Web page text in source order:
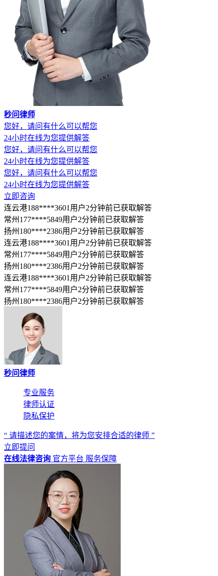
秒问律师
您好，请问有什么可以帮您
24小时在线为您提供解答
您好，请问有什么可以帮您
24小时在线为您提供解答
您好，请问有什么可以帮您
24小时在线为您提供解答
立即咨询
连云港188****3601用户2分钟前已获取解答
常州177****5849用户2分钟前已获取解答
扬州180****2386用户2分钟前已获取解答
连云港188****3601用户2分钟前已获取解答
常州177****5849用户2分钟前已获取解答
扬州180****2386用户2分钟前已获取解答
连云港188****3601用户2分钟前已获取解答
常州177****5849用户2分钟前已获取解答
扬州180****2386用户2分钟前已获取解答
秒问律师
专业服务
律师认证
隐私保护
“ 请描述您的案情，将为您安排合适的律师 ”
立即提问
在线法律咨询 官方平台 服务保障